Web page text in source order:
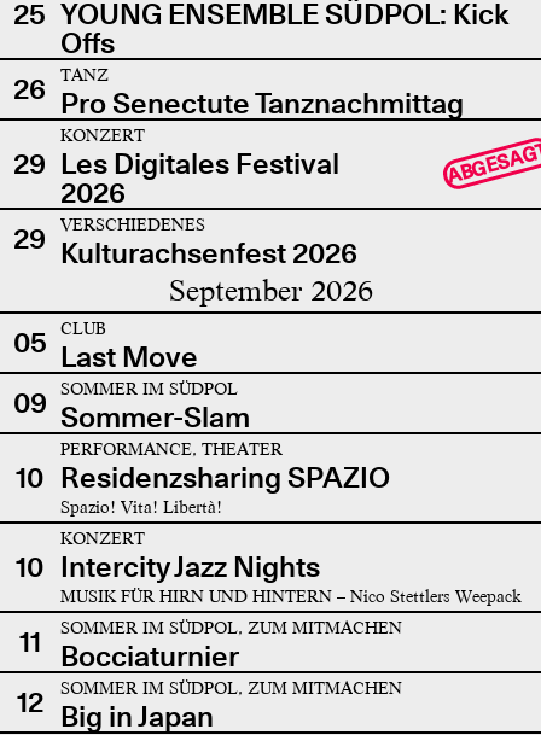
25 YOUNG ENSEMBLE SÜDPOL: Kick
Offs
26
TANZ
Pro Senectute Tanznachmittag
29
KONZERT
Les Digitales Festival
2026
29 VERSCHIEDENES
Kulturachsenfest 2026
September 2026
05 CLUB
Last Move
09
SOMMER IM SÜDPOL
Sommer-Slam
10
PERFORMANCE, THEATER
Residenzsharing SPAZIO
Spazio! Vita! Libertà!
10
KONZERT
Intercity Jazz Nights
MUSIK FÜR HIRN UND HINTERN – Nico Stettlers Weepack
11 SOMMER IM SÜDPOL, ZUM MITMACHEN
Bocciaturnier
12
SOMMER IM SÜDPOL, ZUM MITMACHEN
Big in Japan